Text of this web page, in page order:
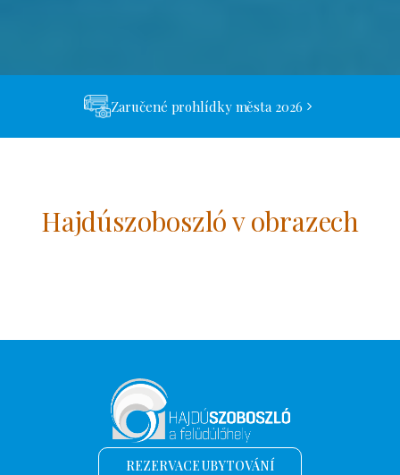
Zaručené prohlídky města 2026
Hajdúszoboszló v obrazech
REZERVACE UBYTOVÁNÍ